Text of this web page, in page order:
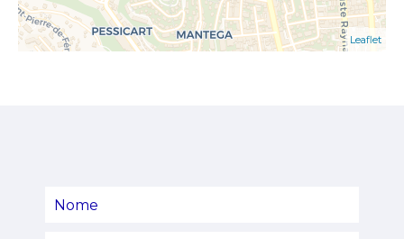
Leaflet